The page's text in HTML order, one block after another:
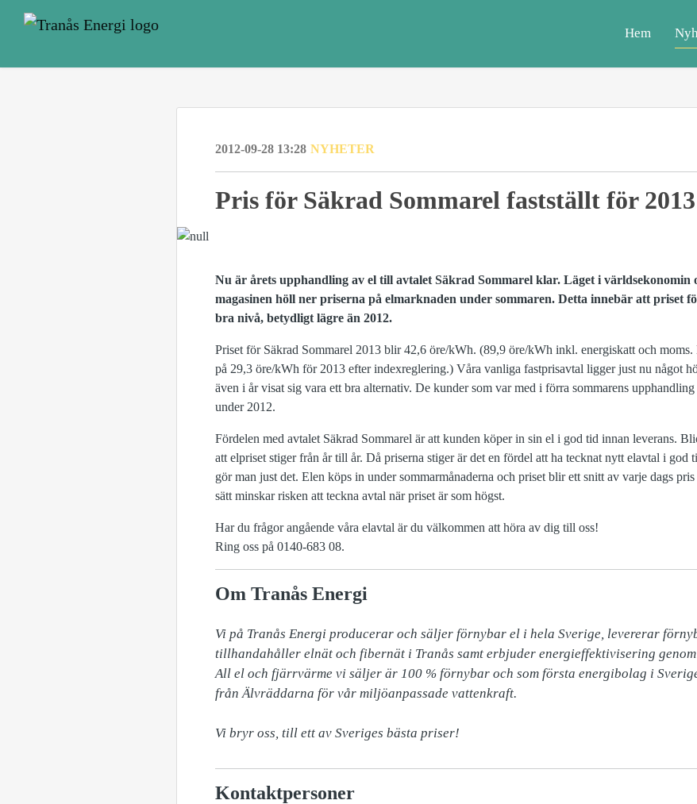
Hem
2012-09-28 13:28 NYHETER
Pris för Säkrad Sommarel fastställt för 2013
Nu är årets upphandling av el till avtalet Säkrad Sommarel klar. Läget i världsekonomin
magasinen höll ner priserna på elmarknaden under sommaren. Detta innebär att priset
bra nivå, betydligt lägre än 2012.
Priset för Säkrad Sommarel 2013 blir 42,6 öre/kWh. (89,9 öre/kWh inkl. energiskatt och moms.
på 29,3 öre/kWh för 2013 efter indexreglering.) Våra vanliga fastprisavtal ligger just nu något
även i år visat sig vara ett bra alternativ. De kunder som var med i förra sommarens
under 2012.
Fördelen med avtalet Säkrad Sommarel är att kunden köper in sin el i god tid innan leverans.
att elpriset stiger från år till år. Då priserna stiger är det en fördel att ha tecknat nytt elavtal i god
gör man just det. Elen köps in under sommarmånaderna och priset blir ett snitt av varje dags
sätt minskar risken att teckna avtal när priset är som högst.
Har du frågor angående våra elavtal är du välkommen att höra av dig till oss!
Ring oss på 0140-683 08.
Om Tranås Energi
Vi på Tranås Energi producerar och säljer förnybar el i hela Sverige, levererar
tillhandahåller elnät och fibernät i Tranås samt erbjuder energieffektivisering
All el och fjärrvärme vi säljer är 100 % förnybar och som första energibolag i
från Älvräddarna för vår miljöanpassade vattenkraft.
Vi bryr oss, till ett av Sveriges bästa priser!
Kontaktpersoner